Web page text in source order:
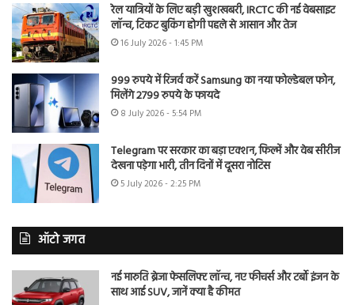
रेल यात्रियों के लिए बड़ी खुशखबरी, IRCTC की नई वेबसाइट
लॉन्च, टिकट बुकिंग होगी पहले से आसान और तेज
16 July 2026 - 1:45 PM
999 रुपये में रिजर्व करें Samsung का नया फोल्डेबल फोन,
मिलेंगे 2799 रुपये के फायदे
8 July 2026 - 5:54 PM
Telegram पर सरकार का बड़ा एक्शन, फिल्में और वेब सीरीज
देखना पड़ेगा भारी, तीन दिनों में दूसरा नोटिस
5 July 2026 - 2:25 PM
ऑटो जगत
नई मारुति ब्रेजा फेसलिफ्ट लॉन्च, नए फीचर्स और टर्बो इंजन के
साथ आई SUV, जानें क्या है कीमत